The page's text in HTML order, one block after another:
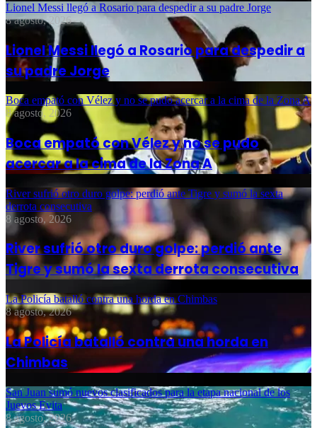
Lionel Messi llegó a Rosario para despedir a su padre Jorge
8 agosto, 2026
Lionel Messi llegó a Rosario para despedir a
su padre Jorge
Boca empató con Vélez y no se pudo acercar a la cima de la Zona A
8 agosto, 2026
Boca empató con Vélez y no se pudo
acercar a la cima de la Zona A
River sufrió otro duro golpe: perdió ante Tigre y sumó la sexta
derrota consecutiva
8 agosto, 2026
River sufrió otro duro golpe: perdió ante
Tigre y sumó la sexta derrota consecutiva
La Policía batalló contra una horda en Chimbas
8 agosto, 2026
La Policía batalló contra una horda en
Chimbas
San Juan sumó nuevos clasificados para la etapa nacional de los
Juevos Evita
8 agosto, 2026